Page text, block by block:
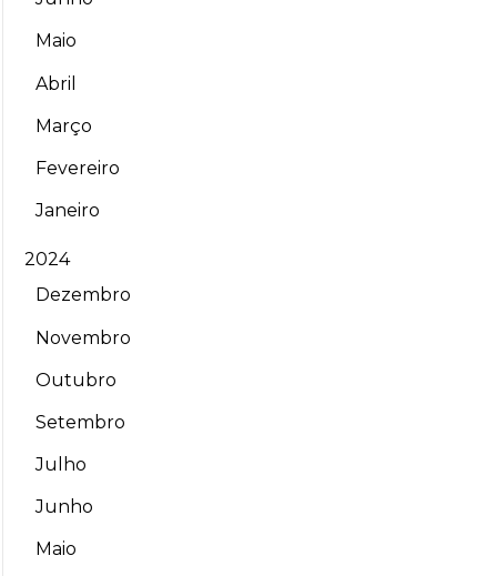
Maio
Abril
Março
Fevereiro
Janeiro
2024
Dezembro
Novembro
Outubro
Setembro
Julho
Junho
Maio